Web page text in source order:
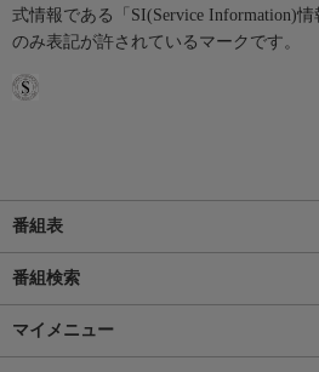
式情報である「SI(Service Information)
のみ表記が許されているマークです。
番組表
番組検索
マイメニュー